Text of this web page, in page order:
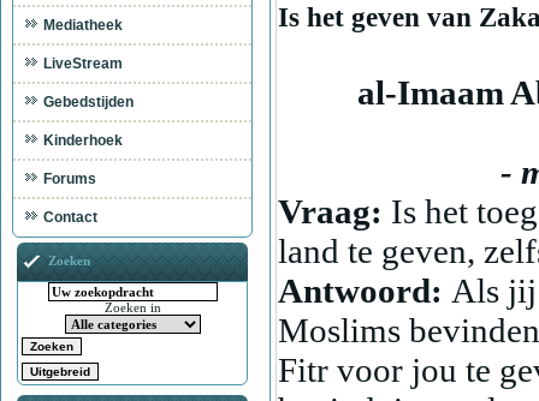
Is het geven van
al-Imaam
-
Vraag: Is het
land te geven,
Antwoord: Als jij
Moslims
Fitr voor jou te
Mediatheek
LiveStream
Gebedstijden
Kinderhoek
Forums
Contact
Zoeken
Zoeken in